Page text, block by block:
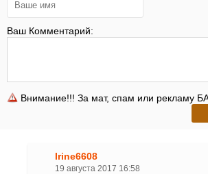
Ваш Комментарий:
Внимание!!! За мат, спам или рекламу
Irine6608
19 августа 2017 16:58